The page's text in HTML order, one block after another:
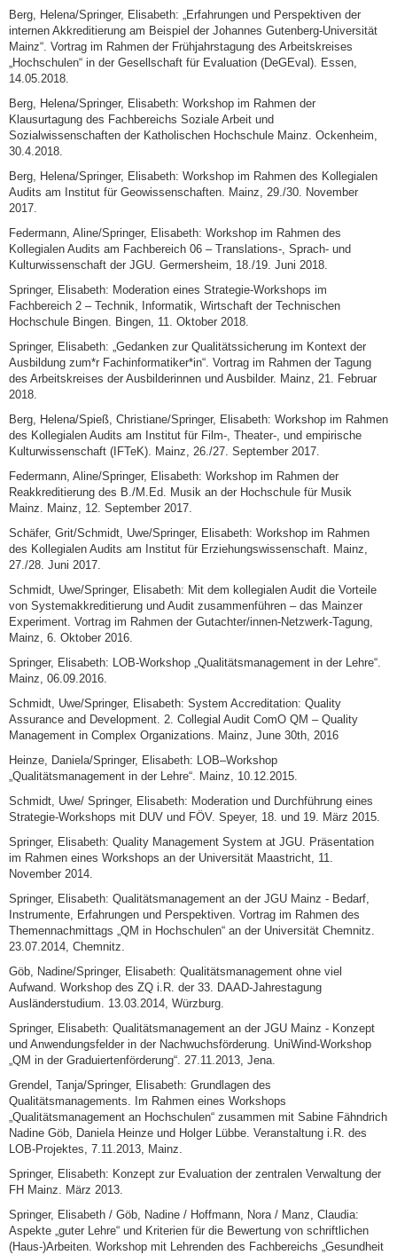
Berg, Helena/Springer, Elisabeth: „Erfahrungen und Perspektiven der
internen Akkreditierung am Beispiel der Johannes Gutenberg-Universität
Mainz“. Vortrag im Rahmen der Frühjahrstagung des Arbeitskreises
„Hochschulen“ in der Gesellschaft für Evaluation (DeGEval). Essen,
14.05.2018.
Berg, Helena/Springer, Elisabeth: Workshop im Rahmen der
Klausurtagung des Fachbereichs Soziale Arbeit und
Sozialwissenschaften der Katholischen Hochschule Mainz. Ockenheim,
30.4.2018.
Berg, Helena/Springer, Elisabeth: Workshop im Rahmen des Kollegialen
Audits am Institut für Geowissenschaften. Mainz, 29./30. November
2017.
Federmann, Aline/Springer, Elisabeth: Workshop im Rahmen des
Kollegialen Audits am Fachbereich 06 – Translations-, Sprach- und
Kulturwissenschaft der JGU. Germersheim, 18./19. Juni 2018.
Springer, Elisabeth: Moderation eines Strategie-Workshops im
Fachbereich 2 – Technik, Informatik, Wirtschaft der Technischen
Hochschule Bingen. Bingen, 11. Oktober 2018.
Springer, Elisabeth: „Gedanken zur Qualitätssicherung im Kontext der
Ausbildung zum*r Fachinformatiker*in“. Vortrag im Rahmen der Tagung
des Arbeitskreises der Ausbilderinnen und Ausbilder. Mainz, 21. Februar
2018.
Berg, Helena/Spieß, Christiane/Springer, Elisabeth: Workshop im Rahmen
des Kollegialen Audits am Institut für Film-, Theater-, und empirische
Kulturwissenschaft (IFTeK). Mainz, 26./27. September 2017.
Federmann, Aline/Springer, Elisabeth: Workshop im Rahmen der
Reakkreditierung des B./M.Ed. Musik an der Hochschule für Musik
Mainz. Mainz, 12. September 2017.
Schäfer, Grit/Schmidt, Uwe/Springer, Elisabeth: Workshop im Rahmen
des Kollegialen Audits am Institut für Erziehungswissenschaft. Mainz,
27./28. Juni 2017.
Schmidt, Uwe/Springer, Elisabeth: Mit dem kollegialen Audit die Vorteile
von Systemakkreditierung und Audit zusammenführen – das Mainzer
Experiment. Vortrag im Rahmen der Gutachter/innen-Netzwerk-Tagung,
Mainz, 6. Oktober 2016.
Springer, Elisabeth: LOB-Workshop „Qualitätsmanagement in der Lehre“.
Mainz, 06.09.2016.
Schmidt, Uwe/Springer, Elisabeth: System Accreditation: Quality
Assurance and Development. 2. Collegial Audit ComO QM – Quality
Management in Complex Organizations. Mainz, June 30th, 2016
Heinze, Daniela/Springer, Elisabeth: LOB–Workshop
„Qualitätsmanagement in der Lehre“. Mainz, 10.12.2015.
Schmidt, Uwe/ Springer, Elisabeth: Moderation und Durchführung eines
Strategie-Workshops mit DUV und FÖV. Speyer, 18. und 19. März 2015.
Springer, Elisabeth: Quality Management System at JGU. Präsentation
im Rahmen eines Workshops an der Universität Maastricht, 11.
November 2014.
Springer, Elisabeth: Qualitätsmanagement an der JGU Mainz - Bedarf,
Instrumente, Erfahrungen und Perspektiven. Vortrag im Rahmen des
Themennachmittags „QM in Hochschulen“ an der Universität Chemnitz.
23.07.2014, Chemnitz.
Göb, Nadine/Springer, Elisabeth: Qualitätsmanagement ohne viel
Aufwand. Workshop des ZQ i.R. der 33. DAAD-Jahrestagung
Ausländerstudium. 13.03.2014, Würzburg.
Springer, Elisabeth: Qualitätsmanagement an der JGU Mainz - Konzept
und Anwendungsfelder in der Nachwuchsförderung. UniWind-Workshop
„QM in der Graduiertenförderung“. 27.11.2013, Jena.
Grendel, Tanja/Springer, Elisabeth: Grundlagen des
Qualitätsmanagements. Im Rahmen eines Workshops
„Qualitätsmanagement an Hochschulen“ zusammen mit Sabine Fähndrich
Nadine Göb, Daniela Heinze und Holger Lübbe. Veranstaltung i.R. des
LOB-Projektes, 7.11.2013, Mainz.
Springer, Elisabeth: Konzept zur Evaluation der zentralen Verwaltung der
FH Mainz. März 2013.
Springer, Elisabeth / Göb, Nadine / Hoffmann, Nora / Manz, Claudia:
Aspekte „guter Lehre“ und Kriterien für die Bewertung von schriftlichen
(Haus-)Arbeiten. Workshop mit Lehrenden des Fachbereichs „Gesundheit